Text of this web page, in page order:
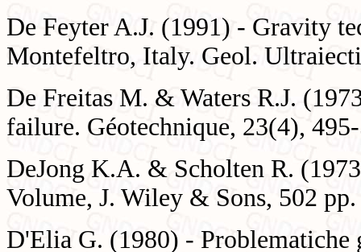
De Feyter A.J. (1991) - Gravity
Montefeltro, Italy. Geol.
De Freitas M. & Waters R.J.
failure. Géotechnique, 23(4),
DeJong K.A. & Scholten R.
Volume, J. Wiley & Sons, 502 pp.
D'Elia G. (1980) - Problematiche